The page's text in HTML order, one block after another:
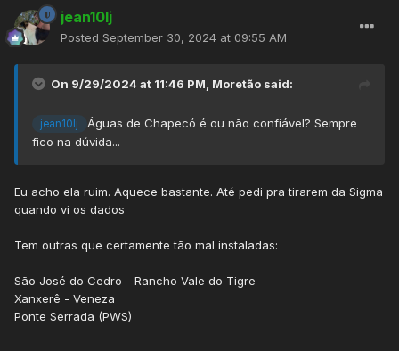
jean10lj
Posted September 30, 2024 at 09:55 AM
On 9/29/2024 at 11:46 PM, Moretão said:
jean10lj
Águas de Chapecó é ou não confiável? Sempre
fico na dúvida...
Eu acho ela ruim. Aquece bastante. Até pedi pra tirarem da Sigma
quando vi os dados
Tem outras que certamente tão mal instaladas:
São José do Cedro - Rancho Vale do Tigre
Xanxerê - Veneza
Ponte Serrada (PWS)